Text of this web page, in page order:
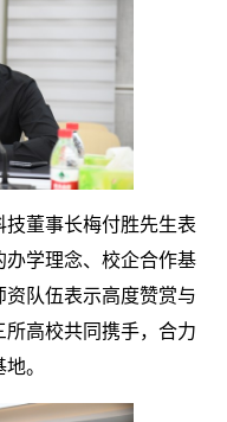
董事长梅付胜先生表
办学理念、校企合作基
队伍表示高度赞赏与
高校共同携手，合力
。